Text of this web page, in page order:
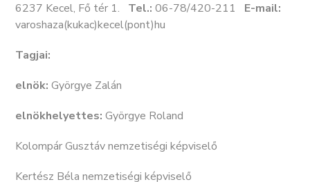
6237 Kecel, Fő tér 1.
Tel.: 06-78/420-211 E-mail:
varoshaza(kukac)kecel(pont)hu
Tagjai:
elnök: Györgye Zalán
elnökhelyettes: Györgye Roland
Kolompár Gusztáv nemzetiségi képviselő
Kertész Béla nemzetiségi képviselő